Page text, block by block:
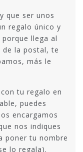
que ser unos
regalo único y
llega al
de la postal, te
más le
tu regalo en
puedes
encargamos
nos indiques
poner tu nombre
lo regala).